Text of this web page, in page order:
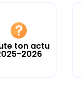
ton actu
2026